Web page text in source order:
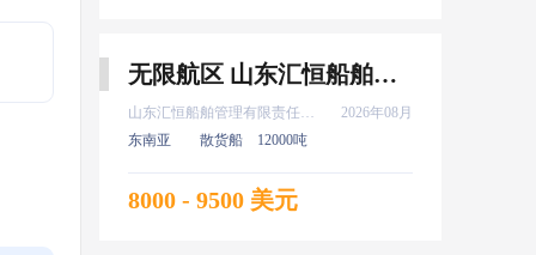
无限航区 山东汇恒船舶管理有限责任公司 轮机长 8月上船
山东汇恒船舶管理有限责任公司
2026年08月
东南亚
散货船 12000吨
8000 - 9500 美元